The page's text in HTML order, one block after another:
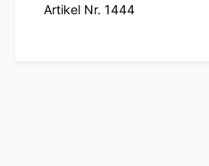
Artikel Nr. 1444